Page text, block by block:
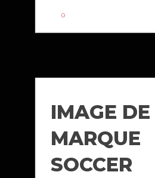
0
IMAGE DE
MARQUE
SOCCER